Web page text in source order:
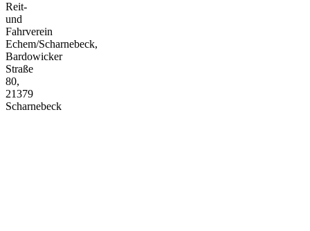
Reit-
und
Fahrverein
Echem/Scharnebeck,
Bardowicker
Straße
80,
21379
Scharnebeck